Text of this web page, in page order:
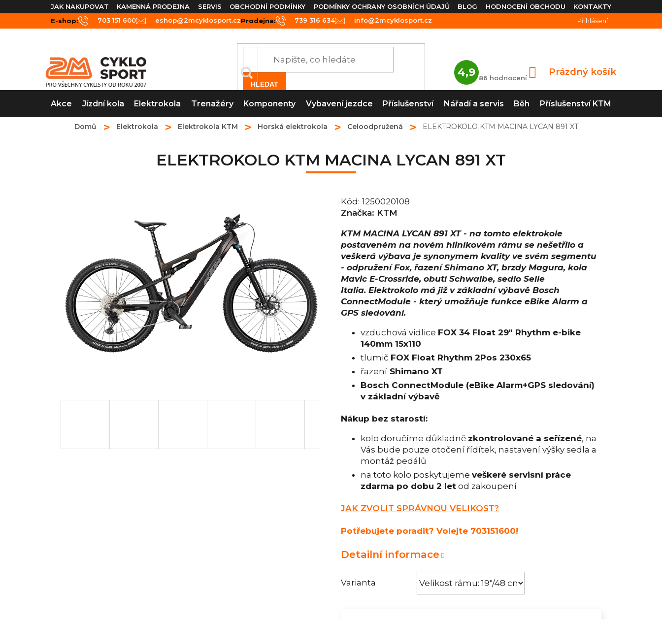
na
obsah
JAK NAKUPOVAT KAMENNÁ PRODEJNA SERVIS OBCHODNÍ PODMÍNKY PODMÍNKY OCHRANY OSOBNÍCH ÚDAJŮ BLOG KONTAKTY
HODNOCENÍ OBCHODU
E-shop:
703 151 600 eshop@2mcyklosport.czProdejna: 739 316 634 info@2mcyklosport.cz Přihlášení
HLEDAT
4,9
Průměrné
hodnocení
je
4,9
5
hvězdiček.
86 hodnocení
NÁKUPNÍ
Prázdný košík
Akce Jízdní kola Elektrokola Trenažéry Komponenty Vybavení jezdce Příslušenství Nářadí a servis Běh Příslušenství KTM
Domů Elektrokola Elektrokola KTM Horská elektrokola Celoodpružená ELEKTROKOLO KTM MACINA LYCAN 891 XT
ELEKTROKOLO KTM MACINA LYCAN 891 XT
Kód: 1250020108
Značka: KTM
Varianta
KTM MACINA LYCAN 891 XT - na tomto elektrokole
postaveném na novém hliníkovém rámu se nešetřilo a
veškerá výbava je synonymem kvality ve svém segmentu
- odpružení Fox, řazení Shimano XT, brzdy Magura, kola
Mavic E-Crossride, obutí Schwalbe, sedlo Selle
Italia. Elektrokolo má již v základní výbavě Bosch
ConnectModule - který umožňuje funkce eBike Alarm a
GPS sledování.
vzduchová vidlice FOX 34 Float 29" Rhythm e-bike
140mm 15x110
tlumič FOX Float Rhythm 2Pos 230x65
řazení Shimano XT
Bosch ConnectModule (eBike Alarm+GPS sledování)
v základní výbavě
Nákup bez starostí:
kolo doručíme důkladně zkontrolované a seřízené, na
Vás bude pouze otočení řídítek, nastavení výšky sedla a
montáž pedálů
na toto kolo poskytujeme veškeré servisní práce
zdarma po dobu 2 let od zakoupení
JAK ZVOLIT SPRÁVNOU VELIKOST?
Potřebujete poradit? Volejte 703151600!
Detailní informace